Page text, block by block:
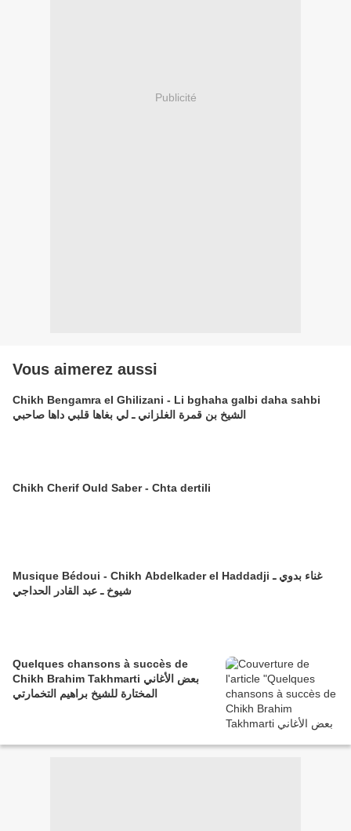
Publicité
Vous aimerez aussi
Chikh Bengamra el Ghilizani - Li bghaha galbi daha sahbi
الشيخ بن قمرة الغلزاني ـ لي بغاها قلبي داها صاحبي
Chikh Cherif Ould Saber - Chta dertili
Musique Bédoui - Chikh Abdelkader el Haddadji غناء بدوي ـ
شيوخ ـ عبد القادر الحداجي
Quelques chansons à succès de
Chikh Brahim Takhmarti بعض الأغاني
المختارة للشيخ براهيم التخمارتي